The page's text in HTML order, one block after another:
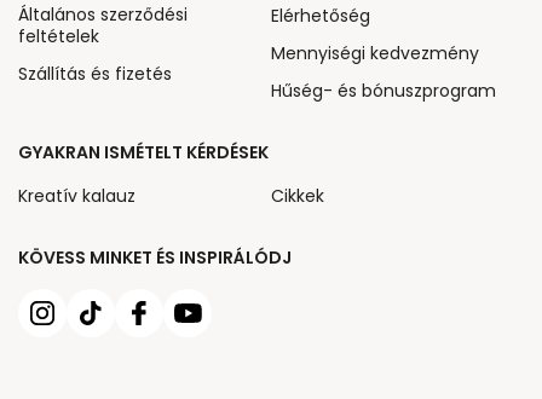
KÖVESS MINKET ÉS INSPIRÁLÓDJ
Általános szerződési
feltételek
Szállítás és fizetés
Elérhetőség
Mennyiségi kedvezmény
Hűség- és bónuszprogram
GYAKRAN ISMÉTELT KÉRDÉSEK
Kreatív kalauz
Cikkek